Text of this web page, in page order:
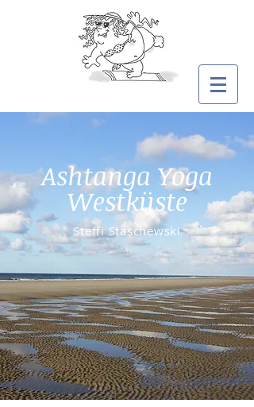
Ashtanga Yoga
Westküste
Steffi Staschewski